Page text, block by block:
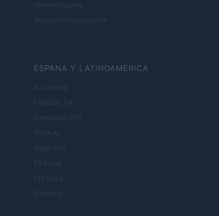
HomeMagazine
SecondHomeMagazine
ESPANA Y LATINOAMERICA
Actualidad
Finanzas 24
Investindo 365
Think.es
Viajar 365
ES Newz
Pet Story
Encocina